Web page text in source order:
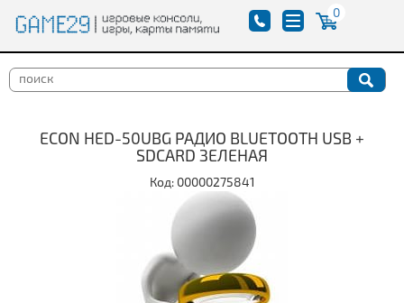
0
ECON HED-50UBG РАДИО BLUETOOTH USB +
SDCARD ЗЕЛЕНАЯ
Код: 00000275841